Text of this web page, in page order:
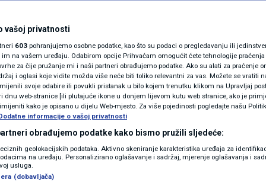
N1(DIS)INFO
FOTO
VIDEO
Drugom svjetskom
| 14 komentara
o jednoj od najznačajnijih epoha moderne
vašoj privatnosti
603 pohranjujemo osobne podatke, kao što su podaci o pregledavanju ili
na vašem uređaju. Odabirom opcije Prihvaćam omogućit ćete tehnologije praćenja
za čije pružanje mi i naši partneri obrađujemo podatke. Ako su alati za praćenje
i oglasi koje vidite možda više neće biti toliko relevantni za vas. Možete se vratiti
svoje odabire ili povukli pristanak u bilo kojem trenutku klikom na Upravljaj
dnu web-stranice [ili plutajuće ikone u donjem lijevom kutu web stranice, ako je
kako je opisano u dijelu Web-mjesto. Za više pojedinosti pogledajte našu
informacije o vašoj privatnosti
obrađujemo podatke kako bismo pružili sljedeće:
geolokacijskih podataka. Aktivno skeniranje karakteristika uređaja za
na uređaju. Personalizirano oglašavanje i sadržaj, mjerenje oglašavanja i
usluga.
(dobavljača)